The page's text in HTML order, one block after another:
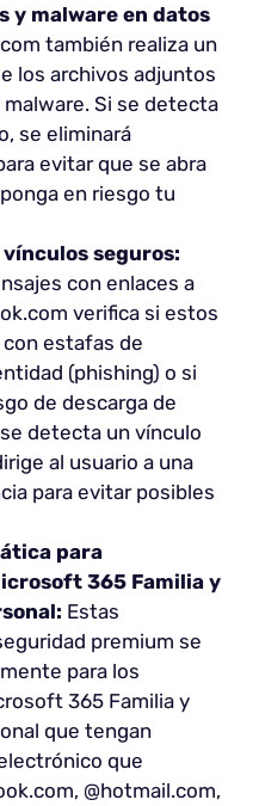
y malware en datos
también realiza un
los archivos adjuntos
Si se detecta
se eliminará
evitar que se abra
en riesgo tu
seguros:
con enlaces a
verifica si estos
estafas de
(phishing) o si
de descarga de
detecta un vínculo
al usuario a una
para evitar posibles
para
365 Familia y
Estas
premium se
para los
365 Familia y
que tengan
que
@hotmail.com,